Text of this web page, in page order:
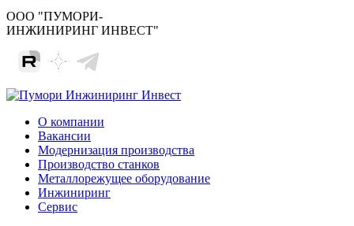
ООО "ПУМОРИ-
ИНЖИНИРИНГ ИНВЕСТ"
О компании
Вакансии
Модернизация производства
Производство станков
Металлорежущее оборудование
Инжиниринг
Сервис